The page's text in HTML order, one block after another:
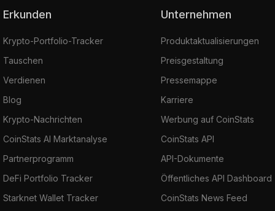
Erkunden
Krypto-Portfolio-Tracker
Tauschen
Verdienen
Blog
Krypto-Nachrichten
CoinStats AI Marktanalyse
Partnerprogramm
DeFi Portfolio Tracker
Starknet Wallet Tracker
Unternehmen
Produktaktualisierungen
Preisgestaltung
Pressemappe
Karriere
Werbung auf CoinStats
CoinStats API
API-Dokumente
Öffentliches API Dashboard
CoinStats News Feed